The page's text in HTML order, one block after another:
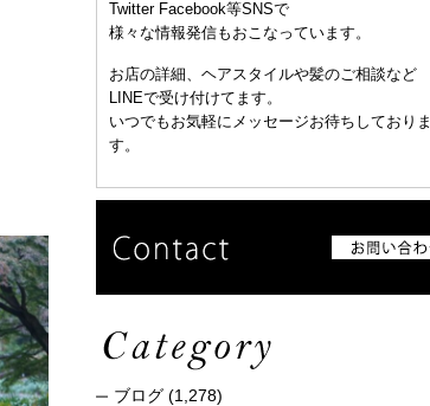
Twitter Facebook等SNSで
様々な情報発信もおこなっています。
お店の詳細、ヘアスタイルや髪のご相談など
LINEで受け付けてます。
いつでもお気軽にメッセージお待ちしておりま
す。
ブログ (1,278)